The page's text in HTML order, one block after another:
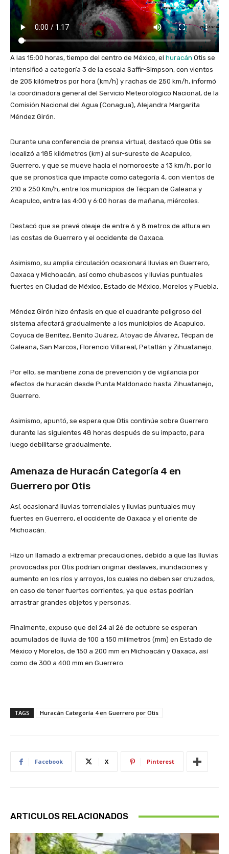
A las 15:00 horas, tiempo del centro de México, el huracán Otis se
intensificó a categoría 3 de la escala Saffir-Simpson, con vientos
de 205 kilómetros por hora (km/h) y rachas de 250 km/h, informó
la coordinadora general del Servicio Meteorológico Nacional, de la
Comisión Nacional del Agua (Conagua), Alejandra Margarita
Méndez Girón.
Durante una conferencia de prensa virtual, destacó que Otis se
localizó a 185 kilómetros (km) al sur-sureste de Acapulco,
Guerrero, y que se mueve hacia el nornoroeste a 13 km/h, por lo
que se pronostica que impacte como categoría 4, con vientos de
210 a 250 Km/h, entre los municipios de Técpan de Galeana y
Acapulco, entre las 4:00 y 6:00 horas de mañana, miércoles.
Destacó que se prevé oleaje de entre 6 y 8 metros de altura en
las costas de Guerrero y el occidente de Oaxaca.
Asimismo, su amplia circulación ocasionará lluvias en Guerrero,
Oaxaca y Michoacán, así como chubascos y lluvias puntuales
fuertes en Ciudad de México, Estado de México, Morelos y Puebla.
Méndez Girón hizo énfasis en que el cuadrante peligroso del
sistema afectará gradualmente a los municipios de Acapulco,
Coyuca de Benítez, Benito Juárez, Atoyac de Álvarez, Técpan de
Galeana, San Marcos, Florencio Villareal, Petatlán y Zihuatanejo.
Por ello, se mantiene zona de prevención y de vigilancia por
efectos de huracán desde Punta Maldonado hasta Zihuatanejo,
Guerrero.
Asimismo, apuntó, se espera que Otis continúe sobre Guerrero
durante las siguientes 48 horas después de su impacto, para
luego debilitarse gradualmente.
Amenaza de Huracán Categoría 4 en
Guerrero por Otis
Así, ocasionará lluvias torrenciales y lluvias puntuales muy
fuertes en Guerrero, el occidente de Oaxaca y el oriente de
Michoacán.
Hizo un llamado a extremar precauciones, debido a que las lluvias
provocadas por Otis podrían originar deslaves, inundaciones y
aumento en los ríos y arroyos, los cuales no deben ser cruzados,
en caso de tener fuertes corrientes, ya que estas podrían
arrastrar grandes objetos y personas.
Finalmente, expuso que del 24 al 26 de octubre se esperan
acumulados de lluvia de 100 a 150 milímetros (mm) en Estado de
México y Morelos, de 150 a 200 mm en Michoacán y Oaxaca, así
como de 300 a 400 mm en Guerrero.
TAGS Huracán Categoría 4 en Guerrero por Otis
Facebook X Pinterest
ARTICULOS RELACIONADOS